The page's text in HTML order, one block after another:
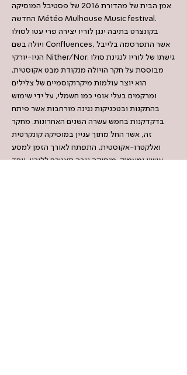
אמן הבית של מהדורת 2016 של פסטיבל המוסיקה
החדשה Météo Mulhouse Music festival.
בקונצרט בתיבה ינגן לוריו יצירה פרי עטו לסולו
ויולה בשם Confluences, אשר התפרסמה בלייבל
הניו-יורקי Nither/Nor. גישתו של לוריו לנגינת סולו
מבוססת על חקר הויולה מנקודת מבט אקוסטית.
הוא יוצר עולמות מיקרוקוסמיים של צלילים
ומרקמים בעלי אופי כמו חשמלי, על ידי שימוש
בהתקנות ובטכניקות נגינה מורחבות אשר פיתח
בדקדקנות בחמש עשרה השנים האחרונות. מחקר
זה, אשר החל מתוך עניין במוסיקה קונקרטית
ואלקטרו-אקוסטית, התפתח לאורך הזמן למסע
אישיי ומעמיק. מוסיקה נובה תצטרף ללוריו, ויחד